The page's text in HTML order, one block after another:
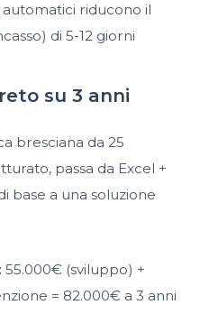
riducono il
di 5-12 giorni
su 3 anni
bresciana da 25
passa da Excel +
base a una soluzione
55.000€ (sviluppo) +
= 82.000€ a 3 anni